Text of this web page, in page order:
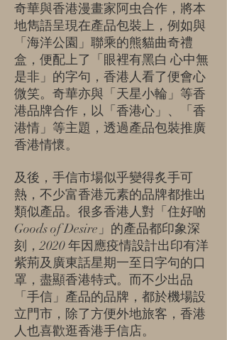
奇華與香港漫畫家阿虫合作，將本
地雋語呈現在產品包裝上，例如與
「海洋公園」聯乘的熊貓曲奇禮
盒，便配上了「眼裡有黑白 心中無
是非」的字句，香港人看了便會心
微笑。奇華亦與「天星小輪」等香
港品牌合作，以「香港心」、「香
港情」等主題，透過產品包裝推廣
香港情懷。
及後，手信市場似乎變得炙手可
熱，不少富香港元素的品牌都推出
類似產品。很多香港人對「住好啲
Goods of Desire」的產品都印象深
刻，2020 年因應疫情設計出印有洋
紫荊及廣東話星期一至日字句的口
罩，盡顯香港特式。而不少出品
「手信」產品的品牌，都於機場設
立門市，除了方便外地旅客，香港
人也喜歡逛香港手信店。